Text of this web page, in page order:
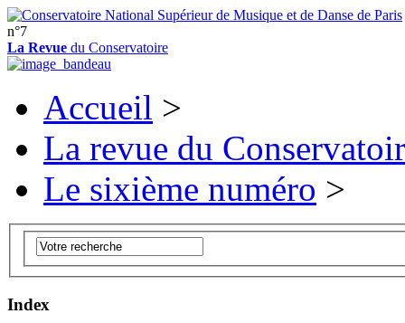
n°7
La Revue du Conservatoire
Accueil >
La revue du
Le sixième numéro >
Index